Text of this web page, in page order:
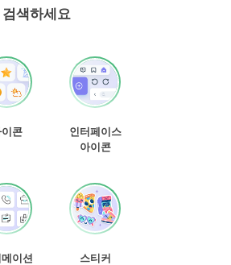
색하세요
콘
인터페이스
아이콘
이션
스티커